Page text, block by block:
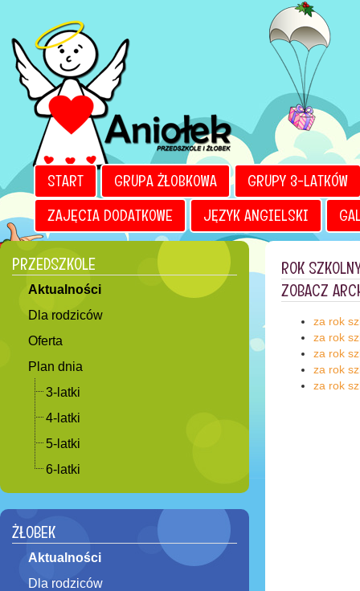
START GRUPA ŻŁOBKOWA
GRUPY 3-LATKÓW
ZAJĘCIA DODATKOWE
JĘZYK ANGIELSKI
DO POBRANIA JĘZYK ANGIELSKI
PRZEDSZKOLE
Aktualności
Dla rodziców
Oferta
Plan dnia
3-latki
4-latki
5-latki
6-latki
ŻŁOBEK
Aktualności
Dla rodziców
ROK
ZOBACZ
za rok
za rok
za rok
za rok
za rok